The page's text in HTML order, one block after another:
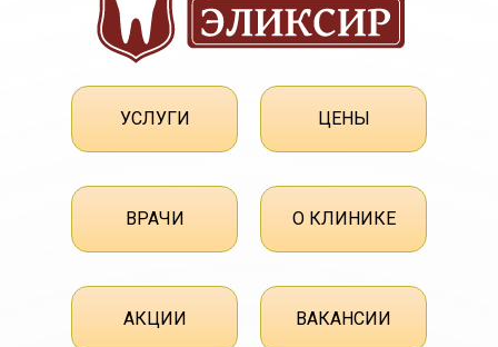
УСЛУГИ ЦЕНЫ
ВРАЧИ О КЛИНИКЕ
АКЦИИ ВАКАНСИИ